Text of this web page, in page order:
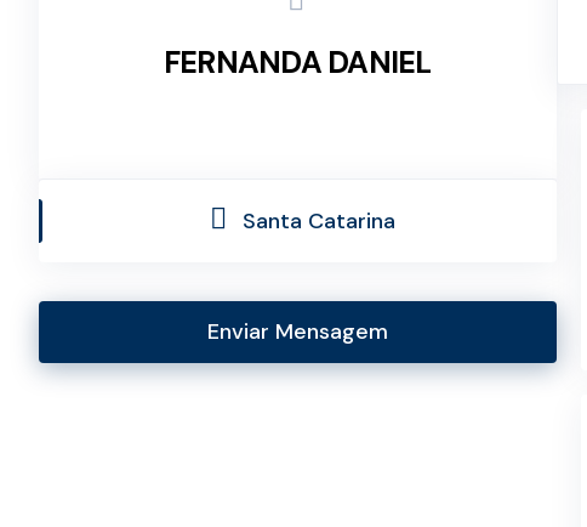
FERNANDA DANIEL
Santa Catarina
Enviar Mensagem